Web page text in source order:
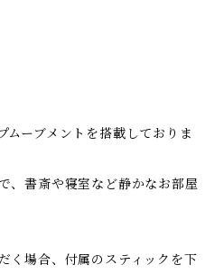
ムーブメントを搭載しておりま
、書斎や寝室など静かなお部屋
く場合、付属のスティックを下